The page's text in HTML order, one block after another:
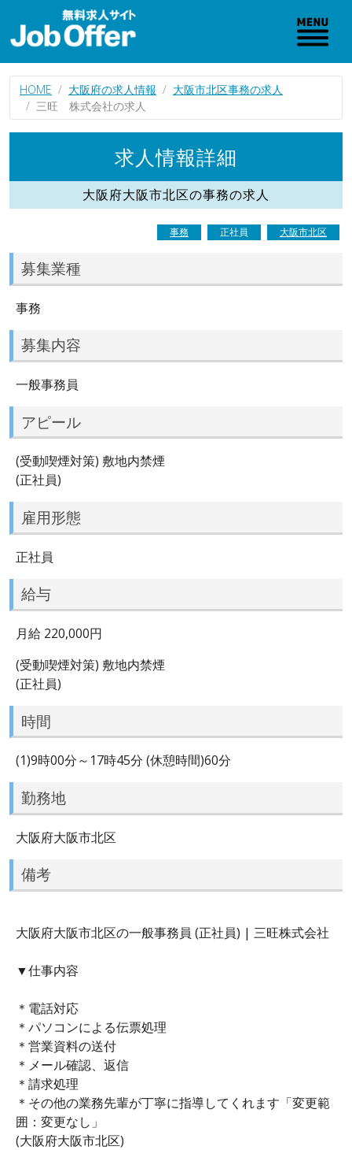
HOME 大阪府の求人情報
大阪市北区事務の求人
三旺 株式会社の求人
求人情報詳細
大阪府大阪市北区の事務の求人
事務 正社員 大阪市北区
募集業種
事務
募集内容
一般事務員
アピール
(受動喫煙対策) 敷地内禁煙
(正社員)
雇用形態
正社員
給与
月給 220,000円
(受動喫煙対策) 敷地内禁煙
(正社員)
時間
(1)9時00分～17時45分 (休憩時間)60分
勤務地
大阪府大阪市北区
備考
大阪府大阪市北区の一般事務員 (正社員) | 三旺株式会社
▼仕事内容
＊電話対応
＊パソコンによる伝票処理
＊営業資料の送付
＊メール確認、返信
＊請求処理
＊その他の業務先輩が丁寧に指導してくれます「変更範
囲：変更なし」
(大阪府大阪市北区)